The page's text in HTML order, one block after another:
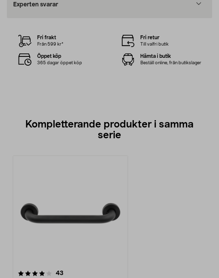
Experten svarar
Fri frakt
Från 599 kr*
Fri retur
Till valfri butik
Öppet köp
365 dagar öppet köp
Hämta i butik
Beställ online, från butikslager
Kompletterande produkter i samma
serie
43